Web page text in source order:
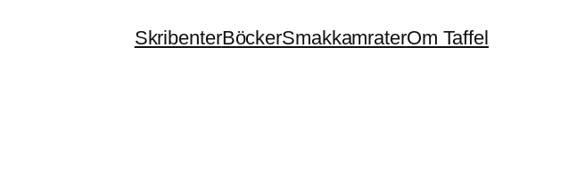
SkribenterBöckerSmakkamraterOm Taffel